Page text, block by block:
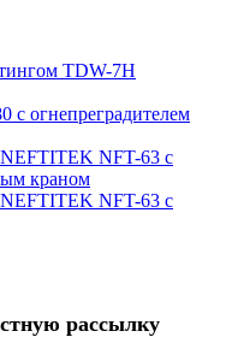
TDW-7H
с огнепреградителем
NFT-63 с
краном
NFT-63 с
рассылку